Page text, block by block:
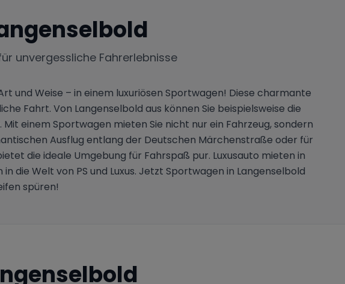
unvergessliche Fahrerlebnisse
und Weise – in einem luxuriösen Sportwagen! Diese charmante
Fahrt. Von Langenselbold aus können Sie beispielsweise die
einem Sportwagen mieten Sie nicht nur ein Fahrzeug, sondern
Ausflug entlang der Deutschen Märchenstraße oder für
die ideale Umgebung für Fahrspaß pur. Luxusauto mieten in
die Welt von PS und Luxus. Jetzt Sportwagen in Langenselbold
spüren!